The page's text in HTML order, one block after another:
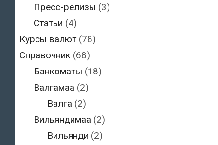
Пресс-релизы (3)
Статьи (4)
Курсы валют (78)
Справочник (68)
Банкоматы (18)
Валгамаа (2)
Валга (2)
Вильяндимаа (2)
Вильянди (2)